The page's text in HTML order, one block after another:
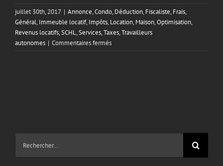
juillet 30th, 2017 | Annonce,Condo, Déduction, Fiscaliste, Frais,
Général, Immeuble locatif, Impôts, Location, Maison,Optimisation,
Revenus locatifs,SCHL,Services,Taxes,Travailleurs
autonomes | Commentaires ferméssur
SCHL?